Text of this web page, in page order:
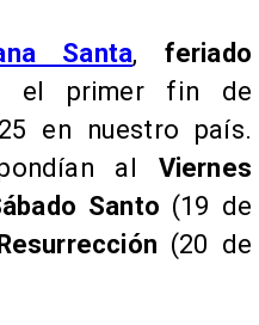
Santa, feriado
el primer fin de
en nuestro país.
al Viernes
Santo (19 de
(20 de